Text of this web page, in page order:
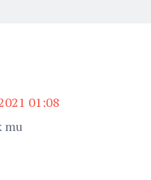
01:08
mu